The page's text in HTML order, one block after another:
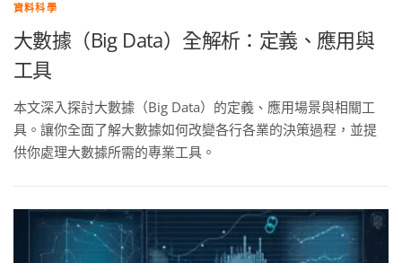
資料科學
大數據（Big Data）全解析：定義、應用與
工具
本文深入探討大數據（Big Data）的定義、應用場景與相關工
具。讓你全面了解大數據如何改變各行各業的決策過程，並提
供你處理大數據所需的專業工具。